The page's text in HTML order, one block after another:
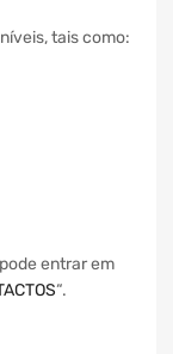
tais como:
entrar em
“.